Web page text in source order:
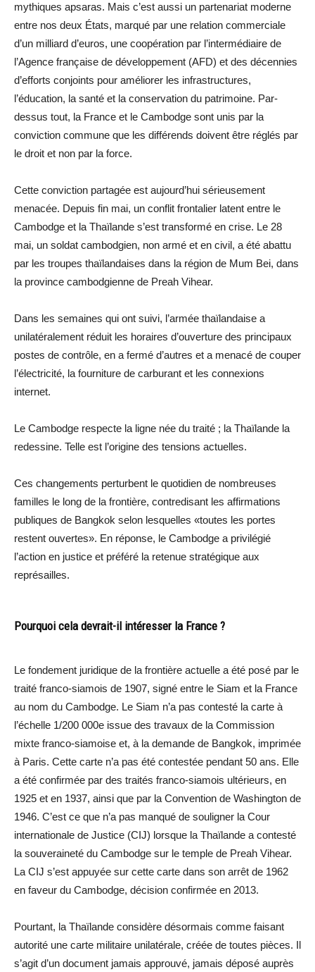
mythiques apsaras. Mais c’est aussi un partenariat moderne
entre nos deux États, marqué par une relation commerciale
d’un milliard d’euros, une coopération par l’intermédiaire de
l’Agence française de développement (AFD) et des décennies
d’efforts conjoints pour améliorer les infrastructures,
l’éducation, la santé et la conservation du patrimoine. Par-
dessus tout, la France et le Cambodge sont unis par la
conviction commune que les différends doivent être réglés par
le droit et non par la force.
Cette conviction partagée est aujourd’hui sérieusement
menacée. Depuis fin mai, un conflit frontalier latent entre le
Cambodge et la Thaïlande s’est transformé en crise. Le 28
mai, un soldat cambodgien, non armé et en civil, a été abattu
par les troupes thaïlandaises dans la région de Mum Bei, dans
la province cambodgienne de Preah Vihear.
Dans les semaines qui ont suivi, l’armée thaïlandaise a
unilatéralement réduit les horaires d’ouverture des principaux
postes de contrôle, en a fermé d’autres et a menacé de couper
l’électricité, la fourniture de carburant et les connexions
internet.
Le Cambodge respecte la ligne née du traité ; la Thaïlande la
redessine. Telle est l’origine des tensions actuelles.
Ces changements perturbent le quotidien de nombreuses
familles le long de la frontière, contredisant les affirmations
publiques de Bangkok selon lesquelles «toutes les portes
restent ouvertes». En réponse, le Cambodge a privilégié
l’action en justice et préféré la retenue stratégique aux
représailles.
Pourquoi cela devrait-il intéresser la France ?
Le fondement juridique de la frontière actuelle a été posé par le
traité franco-siamois de 1907, signé entre le Siam et la France
au nom du Cambodge. Le Siam n’a pas contesté la carte à
l’échelle 1/200 000e issue des travaux de la Commission
mixte franco-siamoise et, à la demande de Bangkok, imprimée
à Paris. Cette carte n’a pas été contestée pendant 50 ans. Elle
a été confirmée par des traités franco-siamois ultérieurs, en
1925 et en 1937, ainsi que par la Convention de Washington de
1946. C’est ce que n’a pas manqué de souligner la Cour
internationale de Justice (CIJ) lorsque la Thaïlande a contesté
la souveraineté du Cambodge sur le temple de Preah Vihear.
La CIJ s’est appuyée sur cette carte dans son arrêt de 1962
en faveur du Cambodge, décision confirmée en 2013.
Pourtant, la Thaïlande considère désormais comme faisant
autorité une carte militaire unilatérale, créée de toutes pièces. Il
s’agit d’un document jamais approuvé, jamais déposé auprès